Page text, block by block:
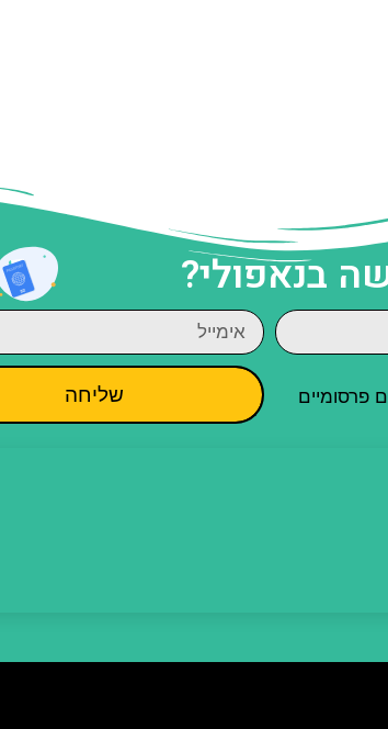
בנאפולי?
פרסומיים שליחה